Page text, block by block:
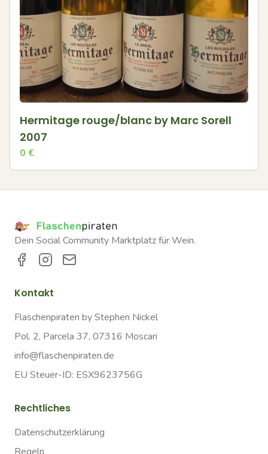
Hermitage rouge/blanc by Marc Sorell
2007
0 €
Dein Social Community Marktplatz für Wein.
Kontakt
Flaschenpiraten by Stephen Nickel
Pol. 2, Parcela 37, 07316 Moscari
info@flaschenpiraten.de
EU Steuer-ID: ESX9623756G
Rechtliches
Datenschutzerklärung